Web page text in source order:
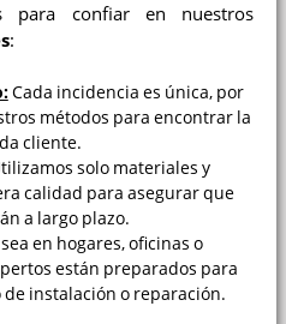
para confiar en nuestros
:
Cada incidencia es única, por
métodos para encontrar la
cliente.
solo materiales y
calidad para asegurar que
a largo plazo.
en hogares, oficinas o
están preparados para
instalación o reparación.